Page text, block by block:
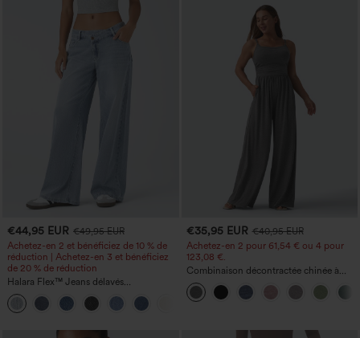
€44,95 EUR €49,95 EUR
Achetez-en 2 et bénéficiez de 10 % de
réduction | Achetez-en 3 et bénéficiez
de 20 % de réduction
Halara Flex™ Jeans délavés
décontractés, coupe baggy à jambe
large, taille basse asymétrique, poches
zippées
€35,95 EUR €40,95 EUR
Achetez-en 2 pour 61,54 € ou 4 pour
123,08 €.
Combinaison décontractée chinée à
bretelles réglables, fronces et jambes
larges, avec poches — facile comme
tout